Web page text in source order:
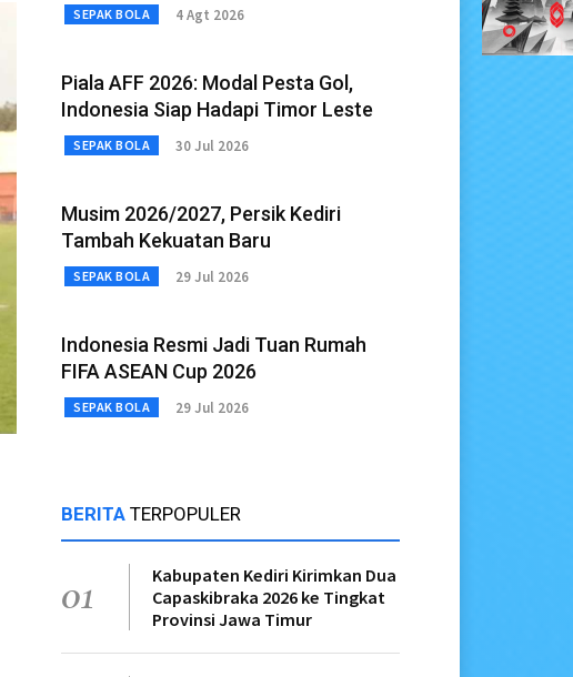
SEPAK BOLA 4 Agt 2026
Piala AFF 2026: Modal Pesta Gol,
Indonesia Siap Hadapi Timor Leste
SEPAK BOLA 30 Jul 2026
Musim 2026/2027, Persik Kediri
Tambah Kekuatan Baru
SEPAK BOLA 29 Jul 2026
Indonesia Resmi Jadi Tuan Rumah
FIFA ASEAN Cup 2026
SEPAK BOLA 29 Jul 2026
BERITA TERPOPULER
01
Kabupaten Kediri Kirimkan Dua
Capaskibraka 2026 ke Tingkat
Provinsi Jawa Timur